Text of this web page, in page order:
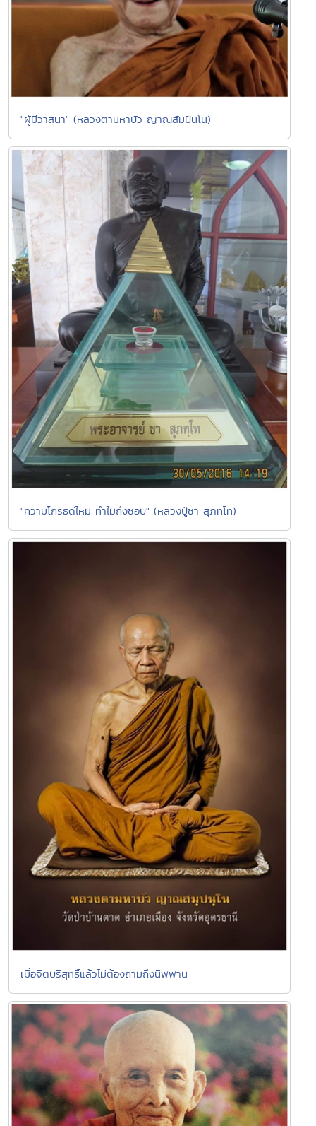
"ผู้มีวาสนา" (หลวงตามหาบัว ญาณสัมปันโน)
"ความโกรธดีไหม ทำไมถึงชอบ" (หลวงปู่ชา สุภัทโท)
เมื่อจิตบริสุทธิ์แล้วไม่ต้องถามถึงนิพพาน